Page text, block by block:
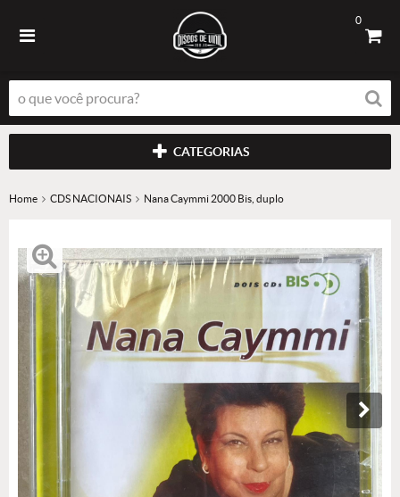
0
CATEGORIAS
Home CDS NACIONAIS Nana Caymmi 2000 Bis, duplo